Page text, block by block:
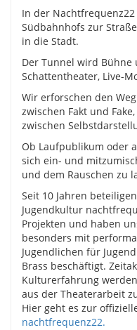
In der
Südbahnhofs zur
in die Stadt.
Der Tunnel wird
Schattentheater, Live-
Wir erforschen den
zwischen Fakt und
zwischen
Ob Laufpublikum oder
sich ein- und
und dem Rauschen zu
Seit 10 Jahren
Jugendkultur
Projekten und haben
besonders mit
Jugendlichen für
Brass beschäftigt.
Kulturerfahrung
aus der Theaterarbeit
Hier geht es zur
nachtfrequenz22.